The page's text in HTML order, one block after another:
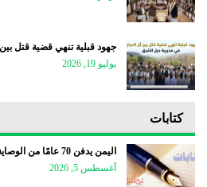
جهود قبلية تنهي قضية قتل
يوليو 19, 2026
كتابات
اليمن يدفن 70 عامًا من الوصاية السعودية
أغسطس 5, 2026